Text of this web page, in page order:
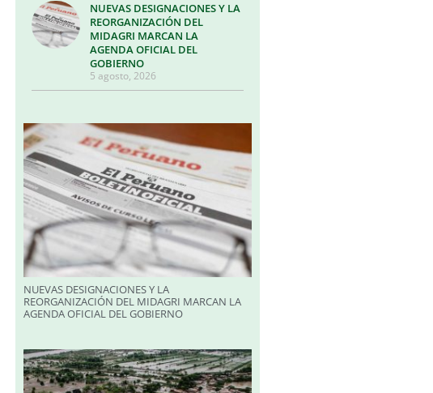
NUEVAS DESIGNACIONES Y LA
REORGANIZACIÓN DEL
MIDAGRI MARCAN LA
AGENDA OFICIAL DEL
GOBIERNO
5 agosto, 2026
NUEVAS DESIGNACIONES Y LA
REORGANIZACIÓN DEL MIDAGRI MARCAN LA
AGENDA OFICIAL DEL GOBIERNO